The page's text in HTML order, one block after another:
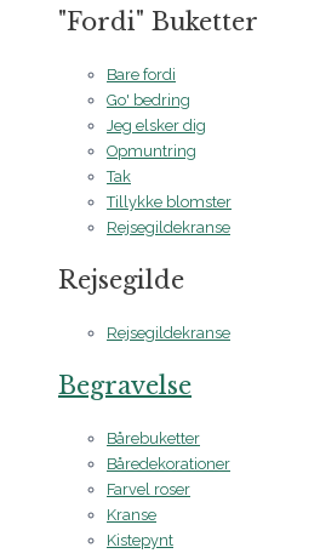
"Fordi" Buketter
Bare fordi
Go' bedring
Jeg elsker dig
Opmuntring
Tak
Tillykke blomster
Rejsegildekranse
Rejsegilde
Rejsegildekranse
Begravelse
Bårebuketter
Båredekorationer
Farvel roser
Kranse
Kistepynt